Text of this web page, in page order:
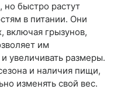
быстро растут
в питании. Они
включая грызунов,
им
увеличивать размеры.
и наличия пищи,
изменять свой вес.